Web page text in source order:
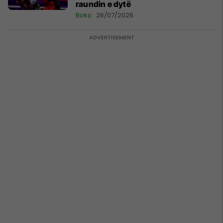
raundin e dytë
Boks 26/07/2026